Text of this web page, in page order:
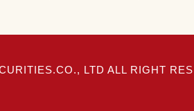
LTD ALL RIGHT